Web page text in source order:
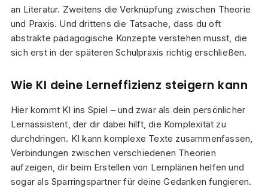
an Literatur. Zweitens die Verknüpfung zwischen Theorie
und Praxis. Und drittens die Tatsache, dass du oft
abstrakte pädagogische Konzepte verstehen musst, die
sich erst in der späteren Schulpraxis richtig erschließen.
Wie KI deine Lerneffizienz steigern kann
Hier kommt KI ins Spiel – und zwar als dein persönlicher
Lernassistent, der dir dabei hilft, die Komplexität zu
durchdringen. KI kann komplexe Texte zusammenfassen,
Verbindungen zwischen verschiedenen Theorien
aufzeigen, dir beim Erstellen von Lernplänen helfen und
sogar als Sparringspartner für deine Gedanken fungieren.